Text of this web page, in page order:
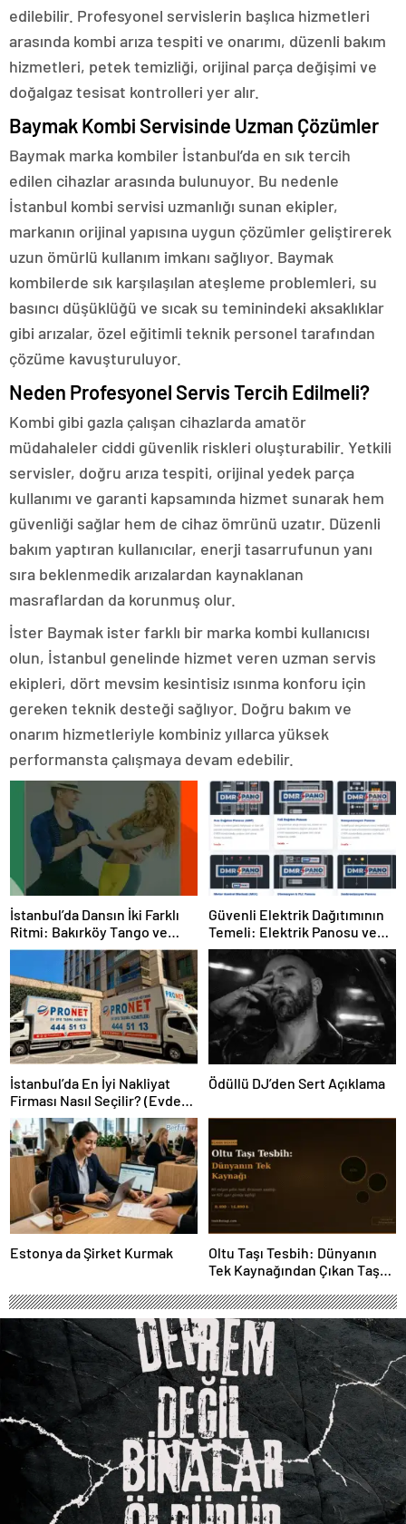
edilebilir. Profesyonel servislerin başlıca hizmetleri
arasında kombi arıza tespiti ve onarımı, düzenli bakım
hizmetleri, petek temizliği, orijinal parça değişimi ve
doğalgaz tesisat kontrolleri yer alır.
Baymak Kombi Servisinde Uzman Çözümler
Baymak marka kombiler İstanbul’da en sık tercih
edilen cihazlar arasında bulunuyor. Bu nedenle
İstanbul kombi servisi uzmanlığı sunan ekipler,
markanın orijinal yapısına uygun çözümler geliştirerek
uzun ömürlü kullanım imkanı sağlıyor. Baymak
kombilerde sık karşılaşılan ateşleme problemleri, su
basıncı düşüklüğü ve sıcak su teminindeki aksaklıklar
gibi arızalar, özel eğitimli teknik personel tarafından
çözüme kavuşturuluyor.
Neden Profesyonel Servis Tercih Edilmeli?
Kombi gibi gazla çalışan cihazlarda amatör
müdahaleler ciddi güvenlik riskleri oluşturabilir. Yetkili
servisler, doğru arıza tespiti, orijinal yedek parça
kullanımı ve garanti kapsamında hizmet sunarak hem
güvenliği sağlar hem de cihaz ömrünü uzatır. Düzenli
bakım yaptıran kullanıcılar, enerji tasarrufunun yanı
sıra beklenmedik arızalardan kaynaklanan
masraflardan da korunmuş olur.
İster Baymak ister farklı bir marka kombi kullanıcısı
olun, İstanbul genelinde hizmet veren uzman servis
ekipleri, dört mevsim kesintisiz ısınma konforu için
gereken teknik desteği sağlıyor. Doğru bakım ve
onarım hizmetleriyle kombiniz yıllarca yüksek
performansta çalışmaya devam edebilir.
İstanbul’da Dansın İki Farklı
Ritmi: Bakırköy Tango ve
Kadıköy Salsa Kursları
Güvenli Elektrik Dağıtımının
Temeli: Elektrik Panosu ve
Şantiye Panosu Rehberi
İstanbul’da En İyi Nakliyat
Firması Nasıl Seçilir? (Evden
Eve Nakliyat Rehberi)
Ödüllü DJ’den Sert Açıklama
Estonya da Şirket Kurmak
Oltu Taşı Tesbih: Dünyanın
Tek Kaynağından Çıkan Taş